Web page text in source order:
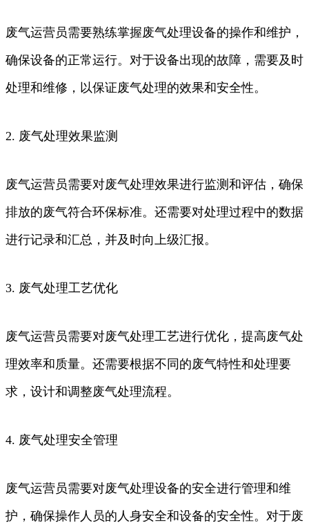
废气运营员需要熟练掌握废气处理设备的操作和维护，
确保设备的正常运行。对于设备出现的故障，需要及时
处理和维修，以保证废气处理的效果和安全性。
2. 废气处理效果监测
废气运营员需要对废气处理效果进行监测和评估，确保
排放的废气符合环保标准。还需要对处理过程中的数据
进行记录和汇总，并及时向上级汇报。
3. 废气处理工艺优化
废气运营员需要对废气处理工艺进行优化，提高废气处
理效率和质量。还需要根据不同的废气特性和处理要
求，设计和调整废气处理流程。
4. 废气处理安全管理
废气运营员需要对废气处理设备的安全进行管理和维
护，确保操作人员的人身安全和设备的安全性。对于废